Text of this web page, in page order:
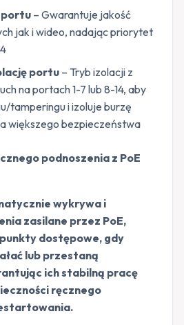
– Gwarantuje jakość
jak i wideo, nadając priorytet
portu – Tryb izolacji z
na portach 1-7 lub 8-14, aby
tamperingu i izoluje burzę
większego bezpieczeństwa
podnoszenia z PoE
wykrywa i
zasilane przez PoE,
dostępowe, gdy
lub przestaną
ich stabilną pracę
ręcznego